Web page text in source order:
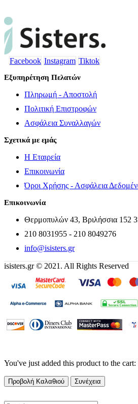
Facebook Instagram Tiktok
Εξυπηρέτηση Πελατών
Πληρωμή - Αποστολή
Πολιτική Επιστροφών
Ασφάλεια Συναλλαγών
Σχετικά με εμάς
Η Εταιρεία
Επικοινωνία
Όροι Χρήσης - Ασφάλεια
Επικοινωνία
Θερμοπυλών 43, Βριλήσσια 152
210 8031955 - 210 8049276
info@isisters.gr
isisters.gr © 2021. All Rights Reserved
You've just added this product to the cart:
Προβολή Καλαθιού Συνέχεια